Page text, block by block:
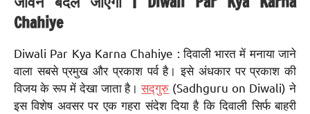
Chahiye
Diwali Par Kya Karna Chahiye : दिवाली भारत में मनाया जाने
वाला सबसे प्रमुख और प्रकाश पर्व है। इसे अंधकार पर प्रकाश की
विजय के रूप में देखा जाता है।सद्गुरु (Sadhguru on Diwali) ने
इस विशेष अवसर पर एक गहरा संदेश दिया है कि दिवाली सिर्फ बाहरी